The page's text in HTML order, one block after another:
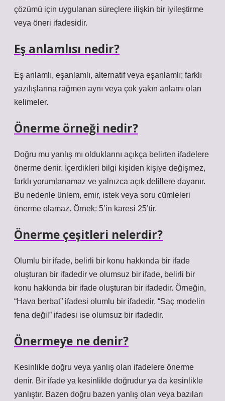
çözümü için uygulanan süreçlere ilişkin bir iyileştirme
veya öneri ifadesidir.
Eş anlamlısı nedir?
Eş anlamlı, eşanlamlı, alternatif veya eşanlamlı; farklı
yazılışlarına rağmen aynı veya çok yakın anlamı olan
kelimeler.
Önerme örneği nedir?
Doğru mu yanlış mı olduklarını açıkça belirten ifadelere
önerme denir. İçerdikleri bilgi kişiden kişiye değişmez,
farklı yorumlanamaz ve yalnızca açık delillere dayanır.
Bu nedenle ünlem, emir, istek veya soru cümleleri
önerme olamaz. Örnek: 5’in karesi 25’tir.
Önerme çeşitleri nelerdir?
Olumlu bir ifade, belirli bir konu hakkında bir ifade
oluşturan bir ifadedir ve olumsuz bir ifade, belirli bir
konu hakkında bir ifade oluşturan bir ifadedir. Örneğin,
“Hava berbat” ifadesi olumlu bir ifadedir, “Saç modelin
fena değil” ifadesi ise olumsuz bir ifadedir.
Önermeye ne denir?
Kesinlikle doğru veya yanlış olan ifadelere önerme
denir. Bir ifade ya kesinlikle doğrudur ya da kesinlikle
yanlıştır. Bazen doğru bazen yanlış olan veya bazıları